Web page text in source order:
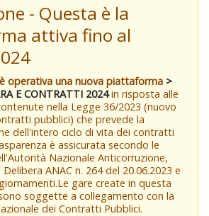
- Questa è la
attiva fino al
operativa una nuova piattaforma >
E CONTRATTI 2024in risposta alle
nella Legge 36/2023 (nuovo
pubblici) che prevede la
dell'intero ciclo di vita dei contratti
è assicurata secondo le
Nazionale Anticorruzione,
ANAC n. 264 del 20.06.2023 e
gare create in questa
soggette a collegamento con la
dei Contratti Pubblici.